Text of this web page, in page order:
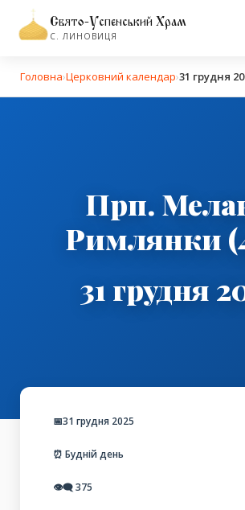
Свято-Успенський Храм
С. ЛИНОВИЦЯ
Головна›Церковний календар›31 грудня
Прп.
Римлянки
31 грудня
📅31 грудня 2025
⏰ Будній день
👁️‍🗨️375